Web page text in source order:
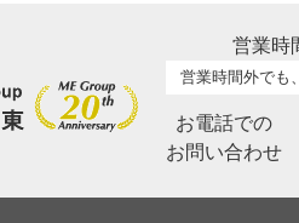
営業時
営業時間外でも
お電話での
お問い合わせ